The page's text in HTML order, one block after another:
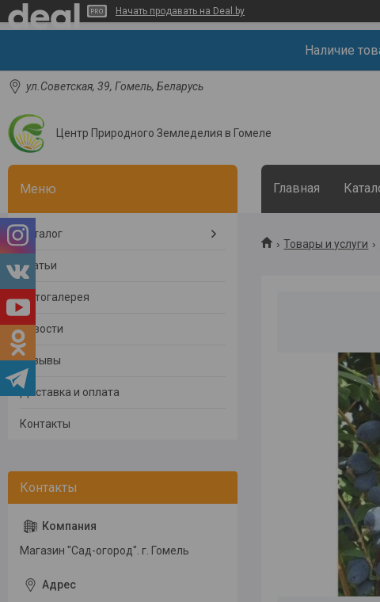
Начать продавать на Deal.by
Наличие
ул.Советская, 39, Гомель, Беларусь
Центр Природного Земледелия в Гомеле
Главная
Товары и услуги
Каталог
Статьи
Фотогалерея
Новости
Отзывы
Доставка и оплата
Контакты
Магазин "Сад-огород". г. Гомель